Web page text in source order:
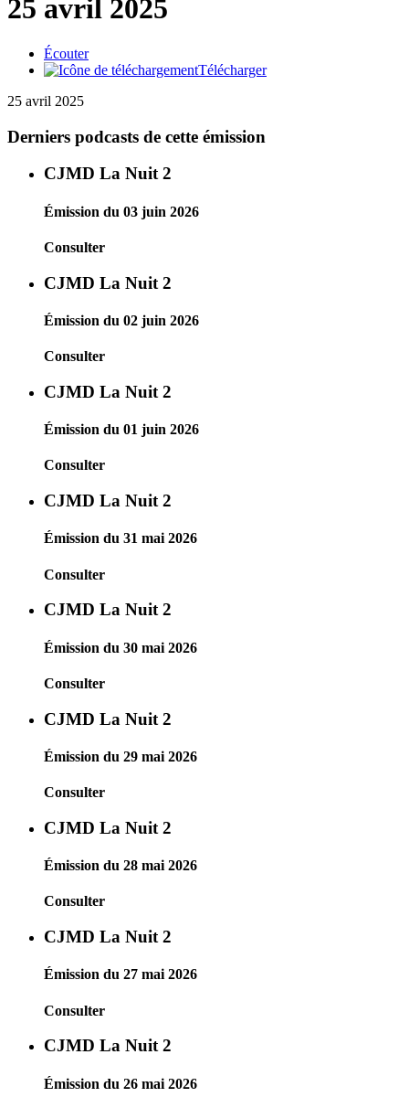
25 avril 2025
Écouter
Télécharger
25 avril 2025
Derniers podcasts de cette émission
CJMD La Nuit 2
Émission du 03 juin 2026
Consulter
CJMD La Nuit 2
Émission du 02 juin 2026
Consulter
CJMD La Nuit 2
Émission du 01 juin 2026
Consulter
CJMD La Nuit 2
Émission du 31 mai 2026
Consulter
CJMD La Nuit 2
Émission du 30 mai 2026
Consulter
CJMD La Nuit 2
Émission du 29 mai 2026
Consulter
CJMD La Nuit 2
Émission du 28 mai 2026
Consulter
CJMD La Nuit 2
Émission du 27 mai 2026
Consulter
CJMD La Nuit 2
Émission du 26 mai 2026